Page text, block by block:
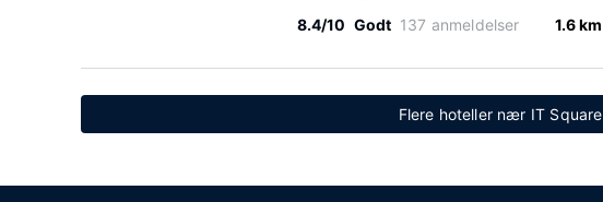
8.4/10 Godt 137 anmeldelser 1.6 km
Flere hoteller nær IT Square